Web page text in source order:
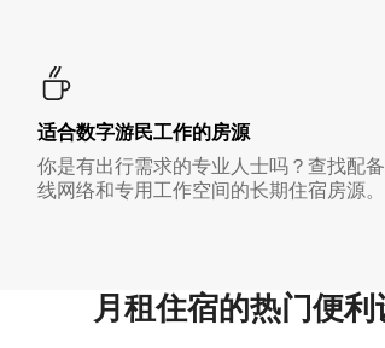
适合数字游民工作的房源
你是有出行需求的专业人士吗？查找配
线网络和专用工作空间的长期住宿房源。
月租住宿的热门便利